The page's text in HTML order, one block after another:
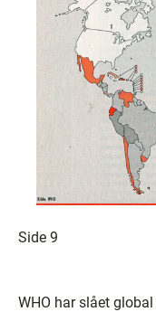
Side 9
WHO har slået